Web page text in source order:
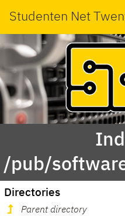
Studenten Net
/pub/
Directories
Parent directory